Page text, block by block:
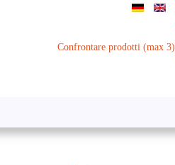
Confrontare prodotti (max 3)